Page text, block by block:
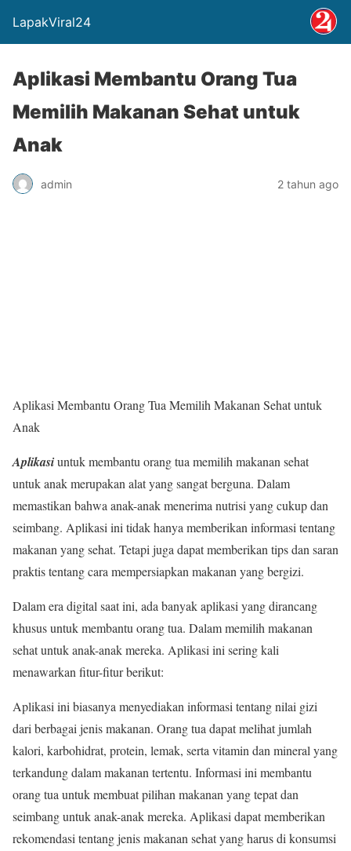
LapakViral24
Aplikasi Membantu Orang Tua
Memilih Makanan Sehat untuk
Anak
admin 2 tahun ago
Aplikasi Membantu Orang Tua Memilih Makanan Sehat untuk
Anak
Aplikasiuntuk membantu orang tua memilih makanan sehat
untuk anak merupakan alat yang sangat berguna. Dalam
memastikan bahwa anak-anak menerima nutrisi yang cukup dan
seimbang. Aplikasi ini tidak hanya memberikan informasi tentang
makanan yang sehat. Tetapi juga dapat memberikan tips dan saran
praktis tentang cara mempersiapkan makanan yang bergizi.
Dalam era digital saat ini, ada banyak aplikasi yang dirancang
khusus untuk membantu orang tua. Dalam memilih makanan
sehat untuk anak-anak mereka. Aplikasi ini sering kali
menawarkan fitur-fitur berikut:
Aplikasi ini biasanya menyediakan informasi tentang nilai gizi
dari berbagai jenis makanan. Orang tua dapat melihat jumlah
kalori, karbohidrat, protein, lemak, serta vitamin dan mineral yang
terkandung dalam makanan tertentu. Informasi ini membantu
orang tua untuk membuat pilihan makanan yang tepat dan
seimbang untuk anak-anak mereka. Aplikasi dapat memberikan
rekomendasi tentang jenis makanan sehat yang harus di konsumsi